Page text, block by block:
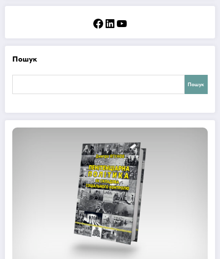
Facebook
LinkedIn
YouTube
Пошук
Пошук